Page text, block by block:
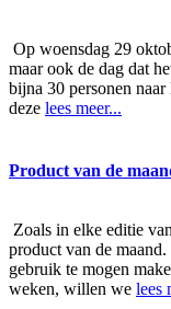
Op woensdag 29
maar ook de dag dat
bijna 30 personen
deze lees meer...
Product van de
Zoals in elke editie
product van de
gebruik te mogen
weken, willen we lees